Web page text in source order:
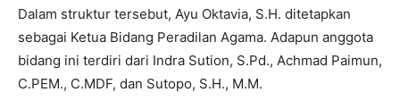
Dalam struktur tersebut, Ayu Oktavia, S.H. ditetapkan
sebagai Ketua Bidang Peradilan Agama. Adapun anggota
bidang ini terdiri dari Indra Sution, S.Pd., Achmad Paimun,
C.PEM., C.MDF, dan Sutopo, S.H., M.M.